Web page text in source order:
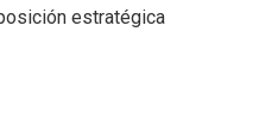
estratégica